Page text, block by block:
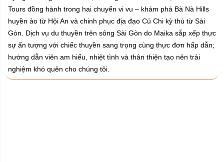
Tours đồng hành trong hai chuyến vi vu – khám phá Bà Nà Hills
huyền ảo từ Hội An và chinh phục địa đạo Củ Chi kỳ thú từ Sài
Gòn. Dịch vụ du thuyền trên sông Sài Gòn do Maika sắp xếp thực
sự ấn tượng với chiếc thuyền sang trọng cùng thực đơn hấp dẫn;
hướng dẫn viên am hiểu, nhiệt tình và thân thiện tạo nên trải
nghiệm khó quên cho chúng tôi.